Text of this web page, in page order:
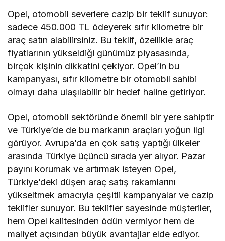
Opel, otomobil severlere cazip bir teklif sunuyor:
sadece 450.000 TL ödeyerek sıfır kilometre bir
araç satın alabilirsiniz. Bu teklif, özellikle araç
fiyatlarının yükseldiği günümüz piyasasında,
birçok kişinin dikkatini çekiyor. Opel’in bu
kampanyası, sıfır kilometre bir otomobil sahibi
olmayı daha ulaşılabilir bir hedef haline getiriyor.
Opel, otomobil sektöründe önemli bir yere sahiptir
ve Türkiye’de de bu markanın araçları yoğun ilgi
görüyor. Avrupa’da en çok satış yaptığı ülkeler
arasında Türkiye üçüncü sırada yer alıyor. Pazar
payını korumak ve artırmak isteyen Opel,
Türkiye’deki düşen araç satış rakamlarını
yükseltmek amacıyla çeşitli kampanyalar ve cazip
teklifler sunuyor. Bu teklifler sayesinde müşteriler,
hem Opel kalitesinden ödün vermiyor hem de
maliyet açısından büyük avantajlar elde ediyor.